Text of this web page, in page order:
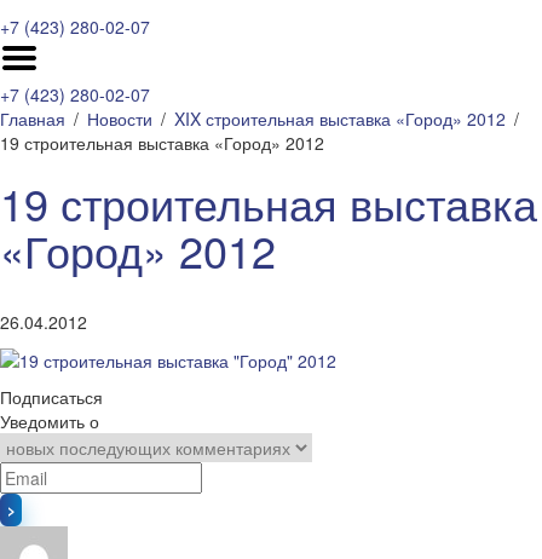
+7 (423) 280-02-07
+7 (423) 280-02-07
Главная
Новости
XIX строительная выставка «Город» 2012
19 строительная выставка «Город» 2012
19 строительная выставка
«Город» 2012
26.04.2012
Подписаться
Уведомить о